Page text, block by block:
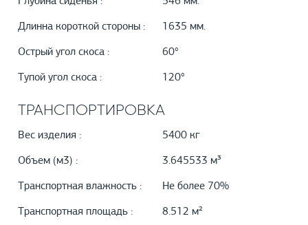
Длинна короткой стороны : 1635 мм.
Острый угол скоса : 60°
Тупой угол скоса : 120°
ТРАНСПОРТИРОВКА
Вес изделия : 5400 кг
Объем (м3) : 3.645533 м³
Транспортная влажность : Не более 70%
Транспортная площадь : 8.512 м²